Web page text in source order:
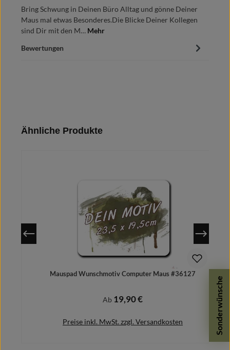
Sonderwünsche
Bring Schwung in Deinen Büro Alltag und gönne Deiner
Maus mal etwas Besonderes.Die Blicke Deiner Kollegen
sind Dir mit den M… Mehr
Bewertungen
Produktgalerie überspringen
Ähnliche Produkte
Mauspad Wunschmotiv Computer Maus #36127
Regulärer Preis:
Ab 19,90 €
Preise inkl. MwSt. zzgl. Versandkosten